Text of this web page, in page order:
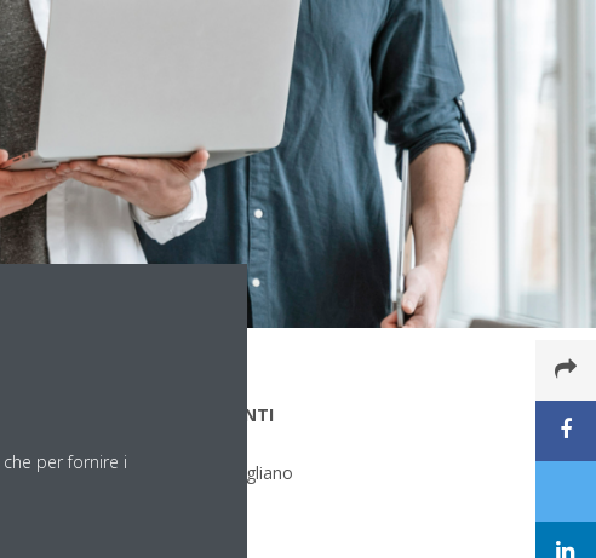
Sede di lavoro: P.L. IMPIANTI
Zona di lavoro:
Milano, Pogliano
per fornire i